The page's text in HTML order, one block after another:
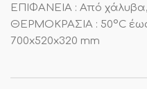
ΕΠΙΦΑΝΕΙΑ : Από χάλυβα,
ΘΕΡΜΟΚΡΑΣΙΑ : 50°C
700x520x320 mm